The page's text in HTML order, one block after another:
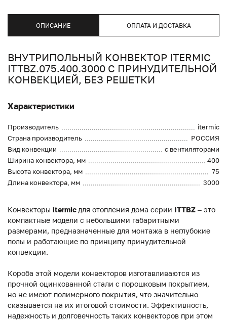
ОПИСАНИЕ ОПЛАТА И ДОСТАВКА
ВНУТРИПОЛЬНЫЙ КОНВЕКТОР ITERMIC
ITTBZ.075.400.3000 С ПРИНУДИТЕЛЬНОЙ
КОНВЕКЦИЕЙ, БЕЗ РЕШЕТКИ
Характеристики
Производитель
itermic
Страна производитель
РОССИЯ
Вид конвекции
с вентиляторами
Ширина конвектора, мм
400
Высота конвектора, мм
75
Длина конвектора, мм
3000
Конвекторы itermic для отопления дома серии ITTBZ – это
компактные модели с небольшими габаритными
размерами, предназначенные для монтажа в неглубокие
полы и работающие по принципу принудительной
конвекции.
Короба этой модели конвекторов изготавливаются из
прочной оцинкованной стали с порошковым покрытием,
но не имеют полимерного покрытия, что значительно
сказывается на их итоговой стоимости. Эффективность,
надежность и долговечность таких конвекторов при этом